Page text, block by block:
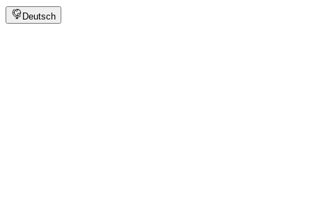
Deutsch